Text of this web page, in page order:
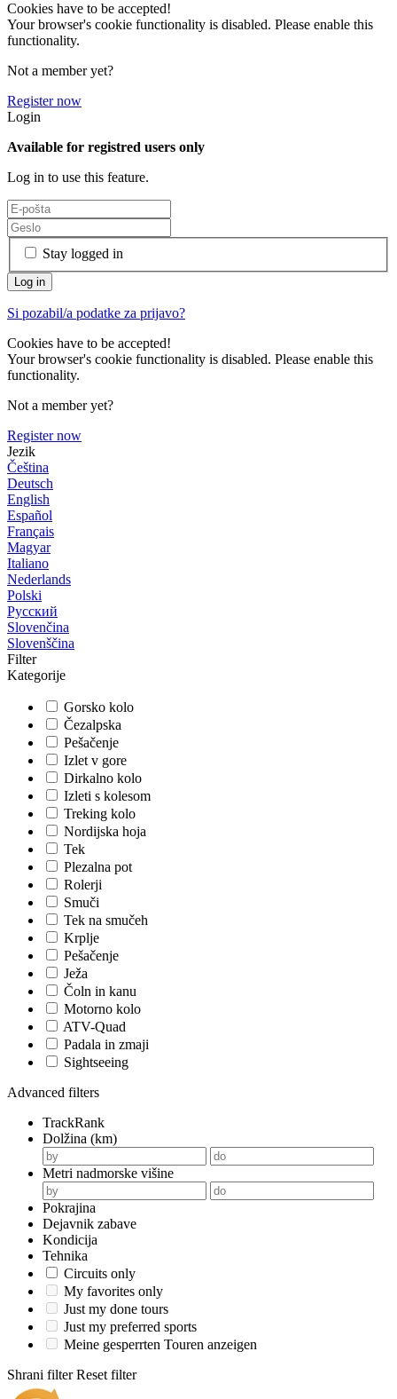
Cookies have to be accepted!
Your browser's cookie functionality is disabled. Please enable this
functionality.
Not a member yet?
Register now
Login
Available for registred users only
Log in to use this feature.
Stay logged in
Si pozabil/a podatke za prijavo?
Cookies have to be accepted!
Your browser's cookie functionality is disabled. Please enable this
functionality.
Not a member yet?
Register now
Jezik
Čeština
Deutsch
English
Español
Français
Magyar
Italiano
Nederlands
Polski
Русский
Slovenčina
Slovenščina
Filter
Kategorije
Gorsko kolo
Čezalpska
Pešačenje
Izlet v gore
Dirkalno kolo
Izleti s kolesom
Treking kolo
Nordijska hoja
Tek
Plezalna pot
Rolerji
Smuči
Tek na smučeh
Krplje
Pešačenje
Ježa
Čoln in kanu
Motorno kolo
ATV-Quad
Padala in zmaji
Sightseeing
Advanced filters
TrackRank
Dolžina (km)
Metri nadmorske višine
Pokrajina
Dejavnik zabave
Kondicija
Tehnika
Circuits only
My favorites only
Just my done tours
Just my preferred sports
Meine gesperrten Touren anzeigen
Shrani filter Reset filter